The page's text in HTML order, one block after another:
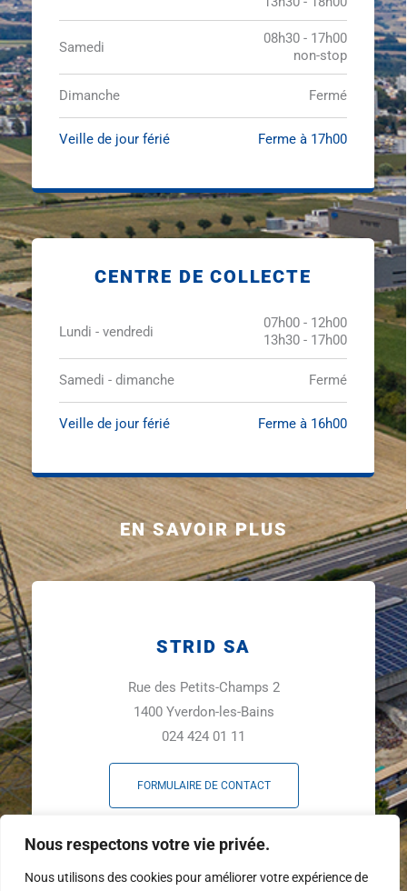
Nous respectons votre vie privée.
Nous utilisons des cookies pour améliorer votre expérience de
Samedi
08h30 - 17h00
non-stop
Dimanche Fermé
Veille de jour férié Ferme à 17h00
CENTRE DE COLLECTE
Lundi - vendredi
07h00 - 12h00
13h30 - 17h00
Samedi - dimanche Fermé
Veille de jour férié Ferme à 16h00
EN SAVOIR PLUS
STRID SA
Rue des Petits-Champs 2
1400 Yverdon-les-Bains
024 424 01 11
FORMULAIRE DE CONTACT
F
a
c
L
i
n
Y
o
u